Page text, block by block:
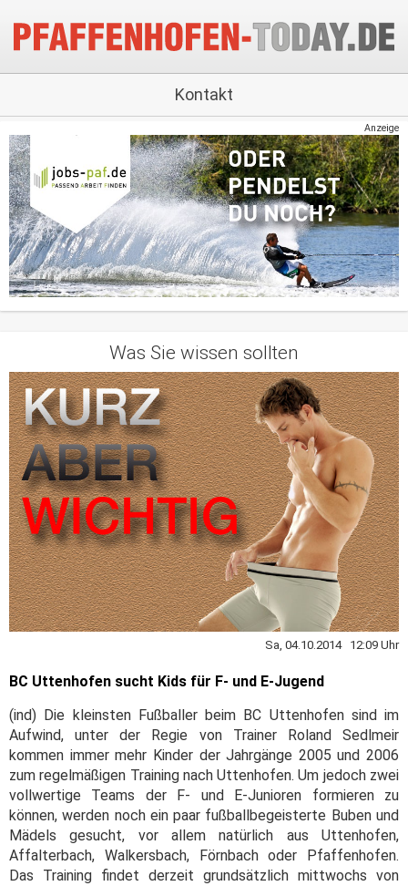
Kontakt
Anzeige
Was Sie wissen sollten
Sa, 04.10.2014 12:09 Uhr
BC Uttenhofen sucht Kids für F- und E-Jugend
(ind) Die kleinsten Fußballer beim BC Uttenhofen sind im
Aufwind, unter der Regie von Trainer Roland Sedlmeir
kommen immer mehr Kinder der Jahrgänge 2005 und 2006
zum regelmäßigen Training nach Uttenhofen. Um jedoch zwei
vollwertige Teams der F- und E-Junioren formieren zu
können, werden noch ein paar fußballbegeisterte Buben und
Mädels gesucht, vor allem natürlich aus Uttenhofen,
Affalterbach, Walkersbach, Förnbach oder Pfaffenhofen.
Das Training findet derzeit grundsätzlich mittwochs von